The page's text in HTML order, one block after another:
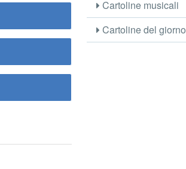
Cartoline musicali
Cartoline del giorno